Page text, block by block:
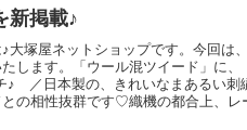
新掲載♪
大塚屋ネットショップです。今回は
します。「ウール混ツイード」に
♪ ／日本製の、きれいなまあるい刺
の相性抜群です♡織機の都合上、レ